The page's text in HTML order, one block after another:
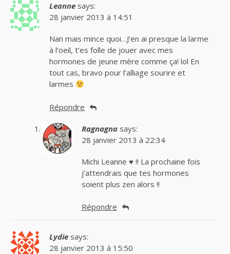
Leanne says:
28 janvier 2013 à 14:51
Nan mais mince quoi…J’en ai presque la larme
à l’oeil, t’es folle de jouer avec mes
hormones de jeune mère comme ça! lol En
tout cas, bravo pour l’alliage sourire et
larmes
Répondre
Ragnagna says:
28 janvier 2013 à 22:34
Michi Leanne ♥ !! La prochaine fois
j’attendrais que tes hormones
soient plus zen alors !!
Répondre
Lydie says:
28 janvier 2013 à 15:50